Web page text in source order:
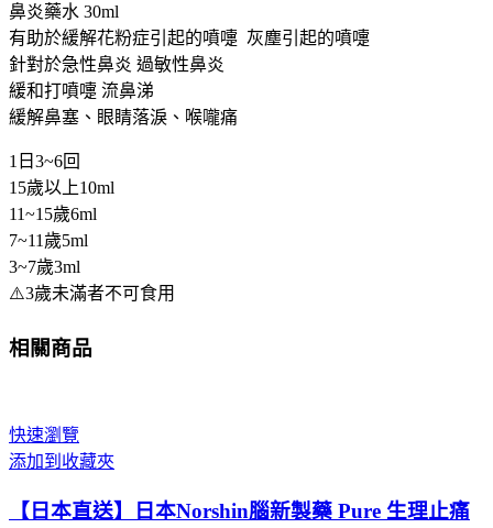
噴
嚏
緩
解
急
性
鼻
炎
過
敏
性
炎
啡
味
大
鼻炎藥水 30ml
有助於緩解花粉症引起的噴嚏 灰塵引起的噴嚏
針對於急性鼻炎 過敏性鼻炎
緩和打噴嚏 流鼻涕
緩解鼻塞、眼睛落淚、喉嚨痛
1日3~6回
15歲以上10ml
11~15歲6ml
7~11歲5ml
3~7歲3ml
⚠️3歲未滿者不可食用
相關商品
快速瀏覽
添加到收藏夾
【日本直送】日本Norshin腦新製藥 Pure 生理止痛